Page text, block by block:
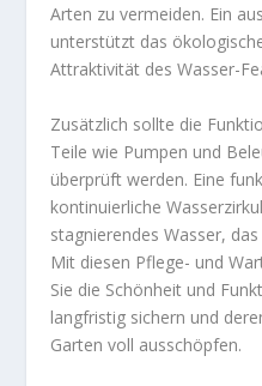
Arten zu vermeiden. Ein
unterstützt das
Attraktivität des Wasser-
Zusätzlich sollte die
Teile wie Pumpen und
überprüft werden. Eine
kontinuierliche
stagnierendes Wasser,
Mit diesen Pflege- und
Sie die Schönheit und
langfristig sichern und
Garten voll ausschöpfen.